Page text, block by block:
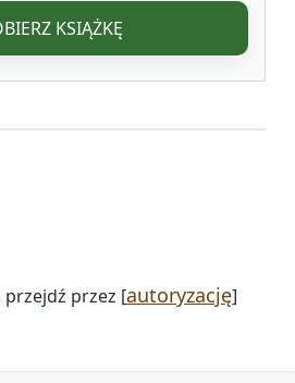
KSIĄŻKĘ
przejdź przez [autoryzację]